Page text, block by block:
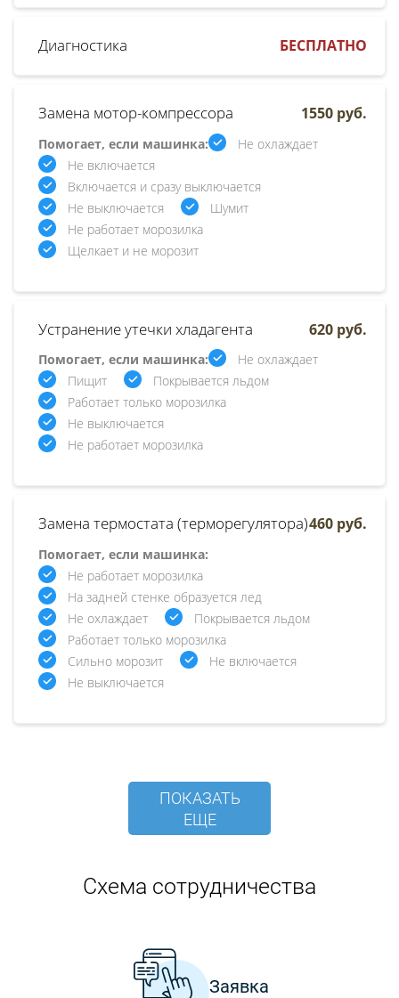
Диагностика БЕСПЛАТНО
Замена мотор-компрессора
Помогает, если машинка:
Не охлаждает
Не включается
Включается и сразу выключается
Не выключается
Шумит
Не работает морозилка
Щелкает и не морозит
1550 руб.
Устранение утечки хладагента
Помогает, если машинка:
Не охлаждает
Пищит
Покрывается льдом
Работает только морозилка
Не выключается
Не работает морозилка
620 руб.
Замена термостата (терморегулятора)
Помогает, если машинка:
Не работает морозилка
На задней стенке образуется лед
Не охлаждает
Покрывается льдом
Работает только морозилка
Сильно морозит
Не включается
Не выключается
460 руб.
ПОКАЗАТЬ
ЕЩЕ
Схема сотрудничества
Заявка